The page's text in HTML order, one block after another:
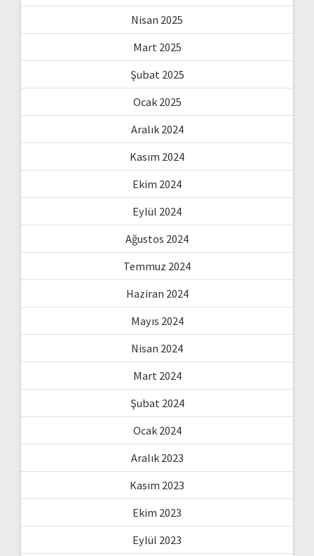
Nisan 2025
Mart 2025
Şubat 2025
Ocak 2025
Aralık 2024
Kasım 2024
Ekim 2024
Eylül 2024
Ağustos 2024
Temmuz 2024
Haziran 2024
Mayıs 2024
Nisan 2024
Mart 2024
Şubat 2024
Ocak 2024
Aralık 2023
Kasım 2023
Ekim 2023
Eylül 2023